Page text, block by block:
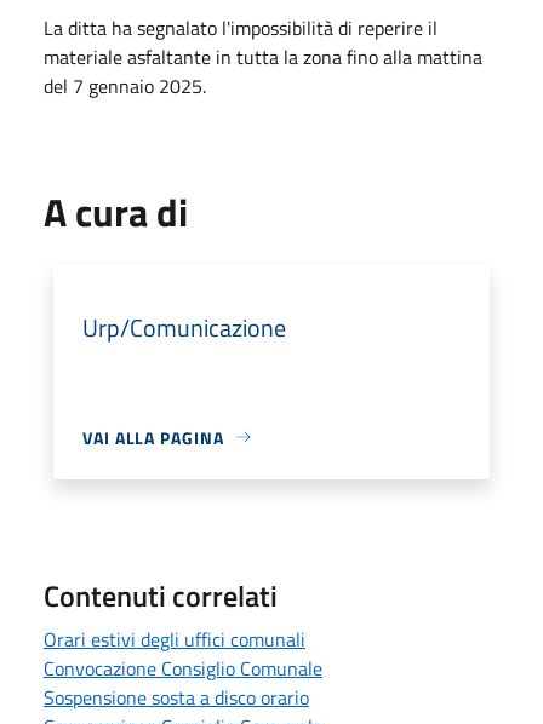
La ditta ha segnalato l'impossibilità di reperire il
materiale asfaltante in tutta la zona fino alla mattina
del 7 gennaio 2025.
A cura di
Urp/Comunicazione
VAI ALLA PAGINA
Contenuti correlati
Orari estivi degli uffici comunali
Convocazione Consiglio Comunale
Sospensione sosta a disco orario